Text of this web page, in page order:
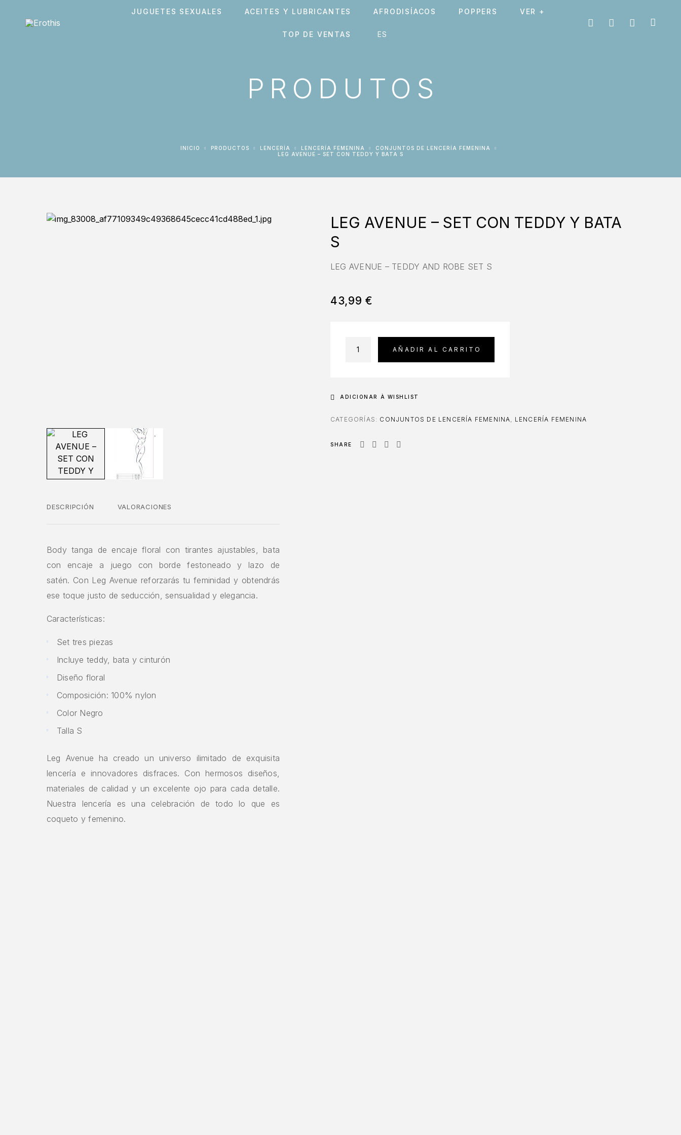
JUGUETES SEXUALES ACEITES Y LUBRICANTES AFRODISÍACOS POPPERS VER +
TOP DE VENTAS
PRODUTOS
INICIO PRODUCTOS LENCERÍA LENCERÍA FEMENINA
CONJUNTOS DE LENCERÍA FEMENINA
LEG AVENUE – SET CON TEDDY Y BATA S
DESCRIPCIÓN VALORACIONES
Body tanga de encaje floral con tirantes ajustables, bata
con encaje a juego con borde festoneado y lazo de
satén. Con Leg Avenue reforzarás tu feminidad y obtendrás
ese toque justo de seducción, sensualidad y elegancia.
Características: ​
Set tres piezas
Incluye teddy, bata y cinturón
Diseño floral
Composición: 100% nylon
Color Negro
Talla S
Leg Avenue ha creado un universo ilimitado de exquisita
lencería e innovadores disfraces. Con hermosos diseños,
materiales de calidad y un excelente ojo para cada detalle.
Nuestra lencería es una celebración de todo lo que es
coqueto y femenino.
LEG AVENUE – SET CON TEDDY Y BATA
S
LEG AVENUE – TEDDY AND ROBE SET S
43,99 €
AÑADIR AL CARRITO
ADICIONAR À WISHLIST
CATEGORÍAS: CONJUNTOS DE LENCERÍA FEMENINA, LENCERÍA FEMENINA
SHARE